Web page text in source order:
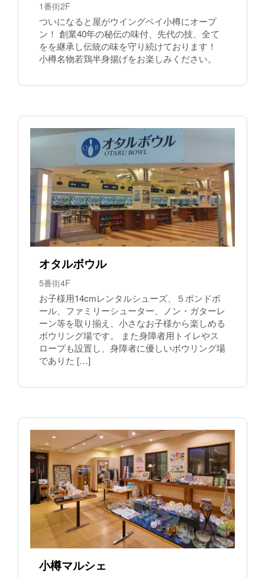
1番街2F
ついになると屋がウイングベイ小樽にオープ
ン！ 創業40年の秘伝の味付、先代の技、全て
をを継承し伝統の味を守り続けております！
小樽名物若鶏半身揚げをお楽しみください。
オタルボウル
5番街4F
お子様用14cmレンタルシューズ、５ポンドボ
ール、ファミリーシューター、ノン・ガターレ
ーン等を取り揃え、小さなお子様から楽しめる
ボウリング場です。 また身障者用トイレやス
ロープも設置し、身障者に優しいボウリング場
でありた […]
小樽マルシェ